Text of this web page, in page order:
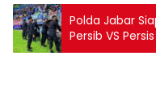
Polda Jabar
Persib VS